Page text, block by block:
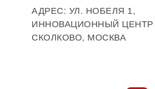
АДРЕС: УЛ. НОБЕЛЯ 1,
ИННОВАЦИОННЫЙ ЦЕНТР
СКОЛКОВО, МОСКВА